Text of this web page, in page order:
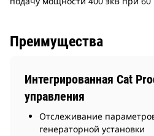
Преимущества
Интегрированная Cat
управления
Отслеживание
генераторной установки